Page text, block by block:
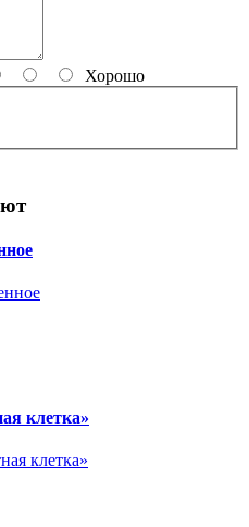
Хорошо
клетка»